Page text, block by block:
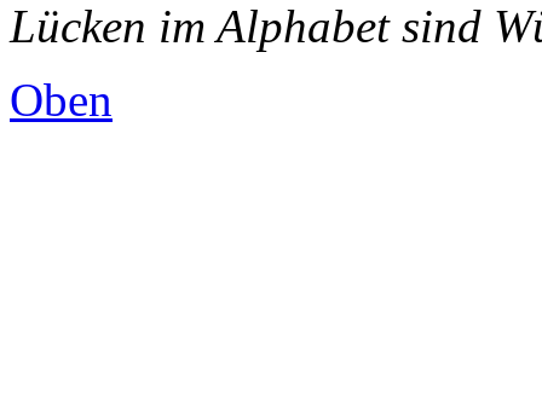
Lücken im Alphabet sind
Oben